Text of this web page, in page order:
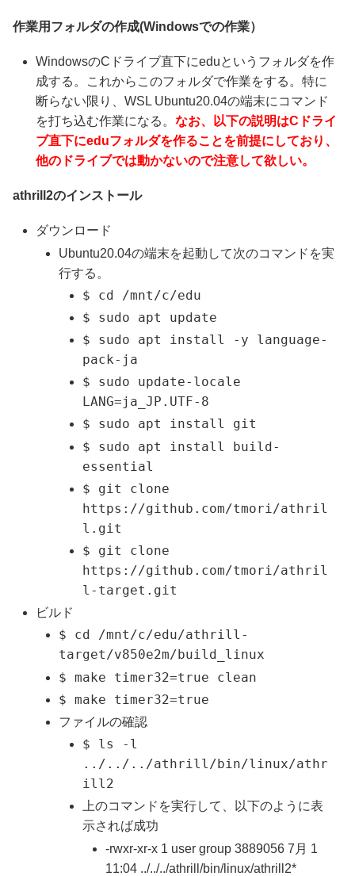
作業用フォルダの作成(Windowsでの作業）
WindowsのCドライブ直下にeduというフォルダを作
成する。これからこのフォルダで作業をする。特に
断らない限り、WSL Ubuntu20.04の端末にコマンド
を打ち込む作業になる。なお、以下の説明はCドライ
ブ直下にeduフォルダを作ることを前提にしており、
他のドライブでは動かないので注意して欲しい。
athrill2のインストール
ダウンロード
Ubuntu20.04の端末を起動して次のコマンドを実
行する。
$ cd /mnt/c/edu
$ sudo apt update
$ sudo apt install -y language-
pack-ja
$ sudo update-locale
LANG=ja_JP.UTF-8
$ sudo apt install git
$ sudo apt install build-
essential
$ git clone
https://github.com/tmori/athril
l.git
$ git clone
https://github.com/tmori/athril
l-target.git
ビルド
$ cd /mnt/c/edu/athrill-
target/v850e2m/build_linux
$ make timer32=true clean
$ make timer32=true
ファイルの確認
$ ls -l
../../../athrill/bin/linux/athr
ill2
上のコマンドを実行して、以下のように表
示されば成功
-rwxr-xr-x 1 user group 3889056 7月 1
11:04 ../../../athrill/bin/linux/athrill2*